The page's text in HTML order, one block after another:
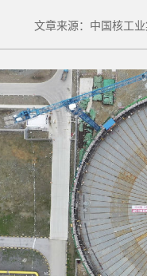
文章来源：中国核工